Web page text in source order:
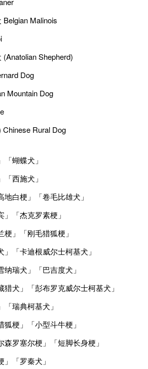
Malinois
Shepherd)
Dog
Mountain Dog
Rural Dog
「蝴蝶犬」
「西施犬」
地白梗」「卷毛比雄犬」
」「杰克罗素梗」
梗」「刚毛猎狐梗」
」「卡迪根威尔士柯基犬」
纳瑞犬」「巴吉度犬」
猎犬」「彭布罗克威尔士柯基犬」
「瑞典柯基犬」
狐梗」「小型斗牛梗」
森罗塞尔梗」「短脚长身梗」
」「罗秦犬」